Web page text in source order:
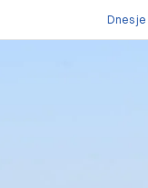
Dnes je